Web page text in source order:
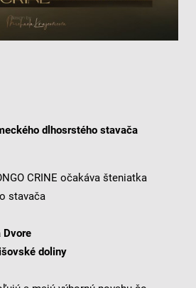
dlhosrstého stavača
CRINE očakáva šteniatka
stavača
Dvore
doliny